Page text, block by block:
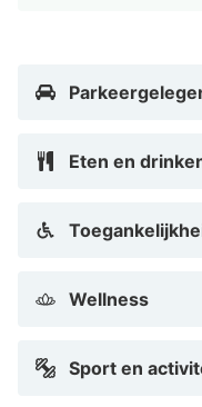
de friet in het
bezichtig de
winkelen? Ga dan
in de Hoogstraat.
Eten en
Wellness
Sport en